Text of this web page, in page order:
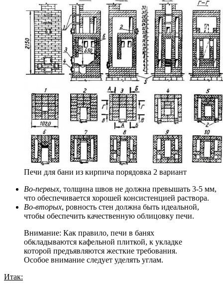
Печи для бани из кирпича порядовка 2 вариант
Во-первых, толщина швов не должна превышать 3-5 мм,
что обеспечивается хорошей консистенцией раствора.
Во-вторых, ровность стен должна быть идеальной,
чтобы обеспечить качественную облицовку печи.
Внимание: Как правило, печи в банях
обкладываются кафельной плиткой, к укладке
которой предъявляются жесткие требования.
Особое внимание следует уделять углам.
Итак: